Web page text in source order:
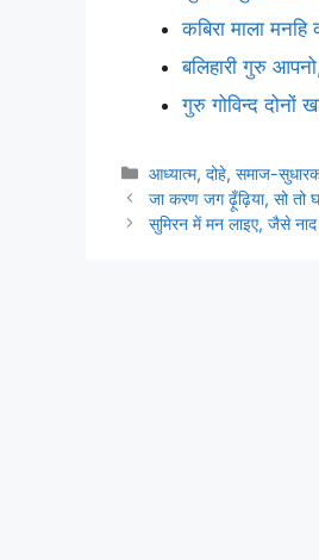
कबिरा माला
बलिहारी गुरु
गुरु गोविन्द दोनों
Categories
आध्यात्म,दोहे,समाज-
जा करण जग ढ़ूँढ़िया, सो तो
सुमिरन में मन लाइए, जैसे